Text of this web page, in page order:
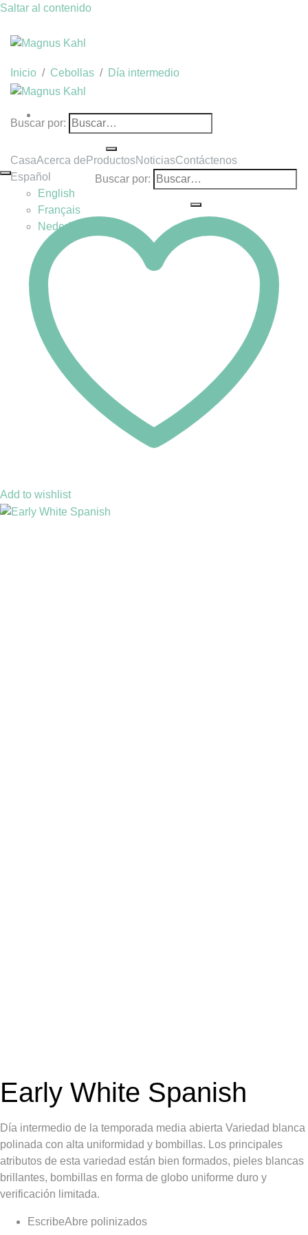
Saltar al contenido
Buscar por:
CasaAcerca de ProductosNoticiasContáctenos
Español
English
Français
Nederlands
Buscar por:
Inicio / Cebollas / Día intermedio
Add to wishlist
Early White Spanish
Día intermedio de la temporada media abierta Variedad blanca
polinada con alta uniformidad y bombillas. Los principales
atributos de esta variedad están bien formados, pieles blancas
brillantes, bombillas en forma de globo uniforme duro y
verificación limitada.
EscribeAbre polinizados